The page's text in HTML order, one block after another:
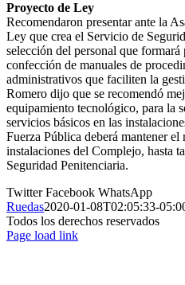
Proyecto de Ley
Recomendaron presentar ante la
Ley que crea el Servicio de
selección del personal que
confección de manuales de
administrativos que faciliten la
Romero dijo que se recomendó
equipamiento tecnológico, para la
servicios básicos en las
Fuerza Pública deberá mantener
instalaciones del Complejo, hasta
Seguridad Penitenciaria.
TwitterFacebook WhatsApp
Ruedas2020-01-08T02:05:33-
Todos los derechos reservados
Page load link